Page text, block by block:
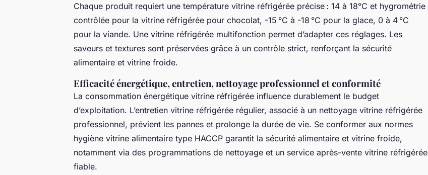
Chaque produit requiert une température vitrine réfrigérée précise : 14 à 18°C et hygrométrie
contrôlée pour la vitrine réfrigérée pour chocolat, -15 °C à -18 °C pour la glace, 0 à 4 °C
pour la viande. Une vitrine réfrigérée multifonction permet d’adapter ces réglages. Les
saveurs et textures sont préservées grâce à un contrôle strict, renforçant la sécurité
alimentaire et vitrine froide.
Efficacité énergétique, entretien, nettoyage professionnel et conformité
La consommation énergétique vitrine réfrigérée influence durablement le budget
d’exploitation. L’entretien vitrine réfrigérée régulier, associé à un nettoyage vitrine réfrigérée
professionnel, prévient les pannes et prolonge la durée de vie. Se conformer aux normes
hygiène vitrine alimentaire type HACCP garantit la sécurité alimentaire et vitrine froide,
notamment via des programmations de nettoyage et un service après-vente vitrine réfrigérée
fiable.